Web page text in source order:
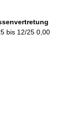
bis 12/25 0,00